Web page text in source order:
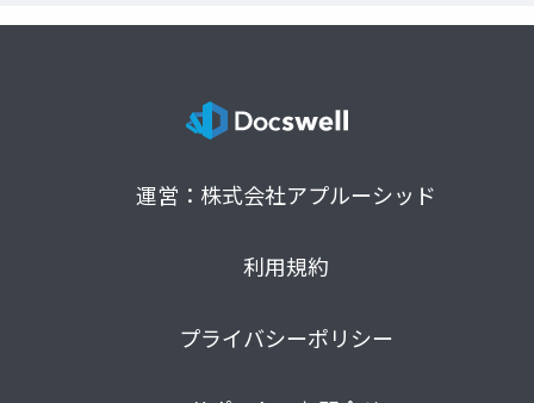
運営：株式会社アプルーシッド
利用規約
プライバシーポリシー